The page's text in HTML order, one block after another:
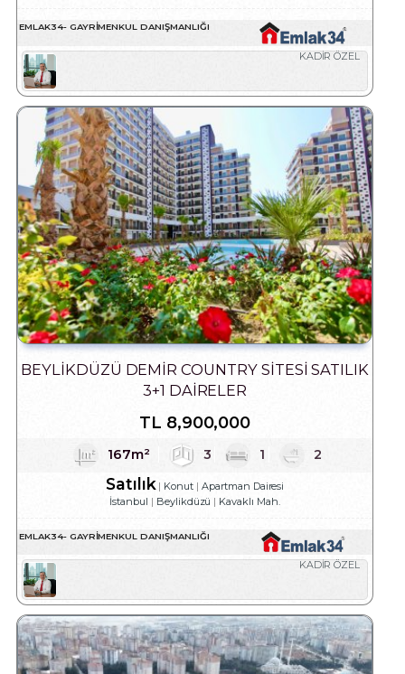
EMLAK34- GAYRIMENKUL DANIŞMANLIĞI
KADİR ÖZEL
BEYLIKDÜZÜ DEMIR COUNTRY SITESI SATILIK
3+1 DAIRELER
TL 8,900,000
167m² 3 1 2
Satılık Konut
Apartman Dairesi
İstanbul
Beylikdüzü Kavaklı Mah.
EMLAK34- GAYRIMENKUL DANIŞMANLIĞI
KADİR ÖZEL